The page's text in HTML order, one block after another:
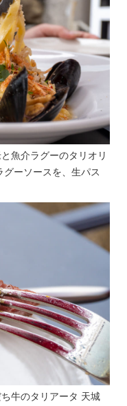
魚介ラグーのタリオリ
ーソースを、生パス
牛のタリアータ 天城